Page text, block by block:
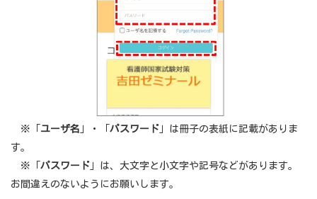
※「 ユーザ名 」・「 パスワード 」は冊子の表紙に記載がありま
す。
※「 パスワード 」は、大文字と小文字や記号などがあります。
お間違えのないようにお願いします。